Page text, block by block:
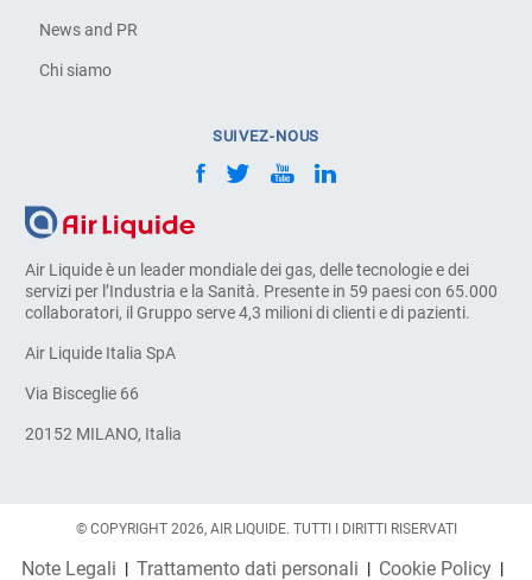
Air Liquide è un leader mondiale dei gas, delle tecnologie e dei
servizi per l’Industria e la Sanità. Presente in 59 paesi con 65.000
collaboratori, il Gruppo serve 4,3 milioni di clienti e di pazienti.
Air Liquide Italia SpA
Via Bisceglie 66
20152 MILANO, Italia
News and PR
Chi siamo
SUIVEZ-NOUS
© COPYRIGHT 2026, AIR LIQUIDE. TUTTI I DIRITTI RISERVATI
Note Legali Trattamento dati personali Cookie Policy